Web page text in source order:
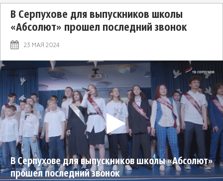
В Серпухове для выпускников школы
«Абсолют» прошел последний звонок
23 МАЯ 2024
В Серпухове для выпускников школы «Абсолют»
прошел последний звонок